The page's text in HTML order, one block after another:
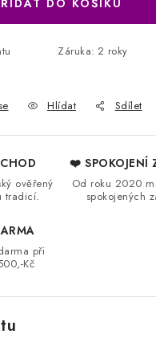
DO KOŠÍKU
Záruka: 2 roky
Hlídat Sdílet
ověřený
tradicí.
❤️ SPOKOJENÍ
Od roku 2020
spokojených
při
Kč